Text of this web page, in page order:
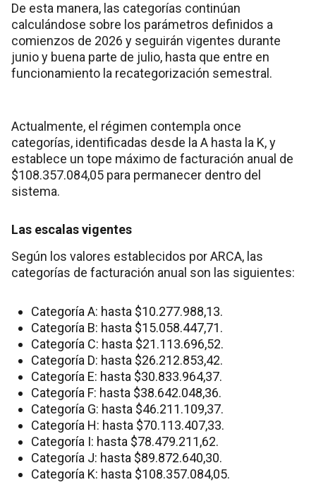
De esta manera, las categorías continúan
calculándose sobre los parámetros definidos a
comienzos de 2026 y seguirán vigentes durante
junio y buena parte de julio, hasta que entre en
funcionamiento la recategorización semestral.
Actualmente, el régimen contempla once
categorías, identificadas desde la A hasta la K, y
establece un tope máximo de facturación anual de
$108.357.084,05 para permanecer dentro del
sistema.
Las escalas vigentes
Según los valores establecidos por ARCA, las
categorías de facturación anual son las siguientes:
Categoría A: hasta $10.277.988,13.
Categoría B: hasta $15.058.447,71.
Categoría C: hasta $21.113.696,52.
Categoría D: hasta $26.212.853,42.
Categoría E: hasta $30.833.964,37.
Categoría F: hasta $38.642.048,36.
Categoría G: hasta $46.211.109,37.
Categoría H: hasta $70.113.407,33.
Categoría I: hasta $78.479.211,62.
Categoría J: hasta $89.872.640,30.
Categoría K: hasta $108.357.084,05.